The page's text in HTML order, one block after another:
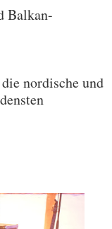
Balkan-
nordische und